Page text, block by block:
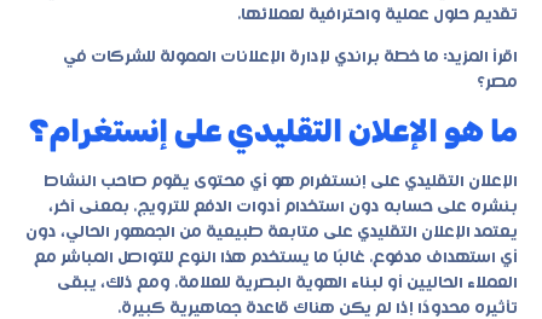
تقديم حلول عملية واحترافية لعملائها.
اقرأ المزيد: ما خطة براندي لإدارة الإعلانات الممولة للشركات في
مصر؟
ما هو الإعلان التقليدي على إنستغرام؟
الإعلان التقليدي على إنستغرام هو أي محتوى يقوم صاحب النشاط
بنشره على حسابه دون استخدام أدوات الدفع للترويج. بمعنى آخر،
يعتمد الإعلان التقليدي على متابعة طبيعية من الجمهور الحالي، دون
أي استهداف مدفوع. غالبًا ما يستخدم هذا النوع للتواصل المباشر مع
العملاء الحاليين أو لبناء الهوية البصرية للعلامة. ومع ذلك، يبقى
تأثيره محدودًا إذا لم يكن هناك قاعدة جماهيرية كبيرة.